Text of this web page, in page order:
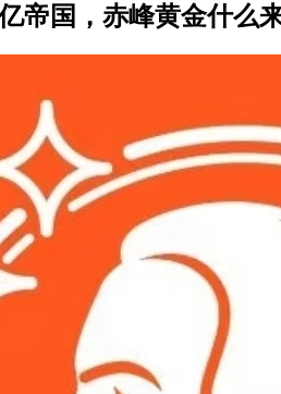
帝国，赤峰黄金什么